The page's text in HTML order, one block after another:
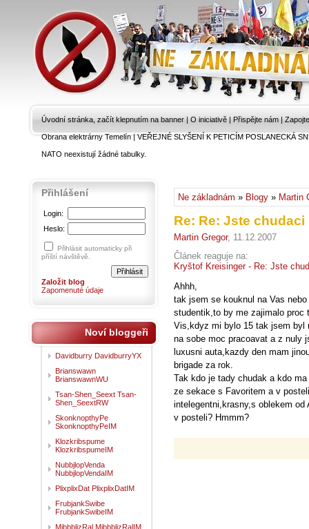
Úvodní stránka, začít klepnutím na banner | O iniciativě | Přispějte nám |
Obrana elektrárny Temelín|VEŘEJNÉ SLYŠENÍ K PETICÍM POSLANECKÁ
NATO neexistují žádné tabulky.
Ne základnám » Blogy » Martin
Re: Re: Jste chudaci
Martin Gregor, 11.12.2007
Článek reaguje na:
Kryštof Kreisinger - Re: Jste
Ahhh,
tak jsem se kouknul na Vas
studentik,to by me zajimalo proc
Vis,kdyz mi bylo 15 tak jsem byl
na sobe moc pracoavat a z nuly
luxusni auta,kazdy den mam
brigade za rok.
Tak kdo je tady chudak a kdo
ze sekace s Favoritem a v
intelegentni,krasny,s oblekem
v posteli? Hmmm?
Přihlášení
Login:
Heslo:
Přihlásit automaticky při
příští návštěvě.
Založit blog
Zapomenuté údaje
Noví bloggeři
Davidburry DavidburryYX
Brianswawn
BrianswawnWU
Tsan-Shen_Seext Tsan-
Shen_SeextRW
SkonknopthyPe
SkonknopthyPeIM
Klozkribspume
KlozkribspumeIM
NubbjlopVenda
NubbjlopVendaIM
PlixplixDat PlixplixDatIM
FrubjankSwibe
FrubjankSwibeIM
MibbblizRal MibbblizRalIM